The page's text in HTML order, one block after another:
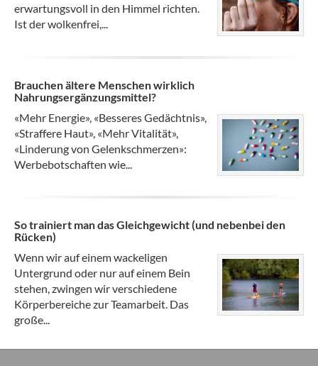
erwartungsvoll in den Himmel richten.
Ist der wolkenfrei,...
Brauchen ältere Menschen wirklich
Nahrungsergänzungsmittel?
«Mehr Energie», «Besseres Gedächtnis»,
«Straffere Haut», «Mehr Vitalität»,
«Linderung von Gelenkschmerzen»:
Werbebotschaften wie...
So trainiert man das Gleichgewicht (und nebenbei den
Rücken)
Wenn wir auf einem wackeligen
Untergrund oder nur auf einem Bein
stehen, zwingen wir verschiedene
Körperbereiche zur Teamarbeit. Das
große...